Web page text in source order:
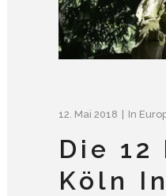
12. Mai 2018 In
Die 12
Köln